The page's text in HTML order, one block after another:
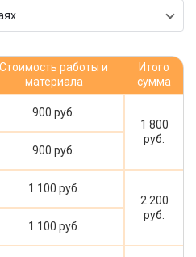
Стоимость работы и
материала
Итого
сумма
900 руб.
1 800
руб.
900 руб.
1 100 руб.
2 200
руб.
1 100 руб.